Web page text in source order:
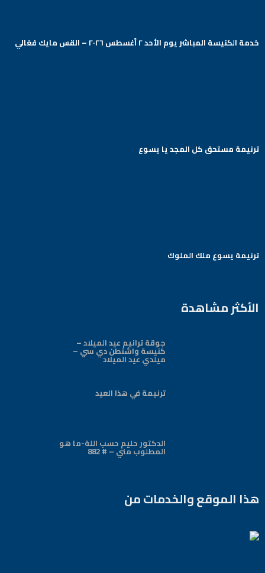
خدمة الكنيسة المباشر يوم الأحد ٢ أغسطس ٢٠٢٦ – القس مايك فغالي
ترنيمة مستحق كل المجد يا يسوع
ترنيمة يسوع ملك الملوك
الأكثر مشاهدة
جوقة ترانيم عيد الميلاد –
كنيسة واشنطن دي سي –
ميلدي عيد الميلاد
ترنيمة في هذا العيد
الدكتور حليم حسب اللة-ما هو
المطلوب مني – # 882
هذا الموقع والخدمات من